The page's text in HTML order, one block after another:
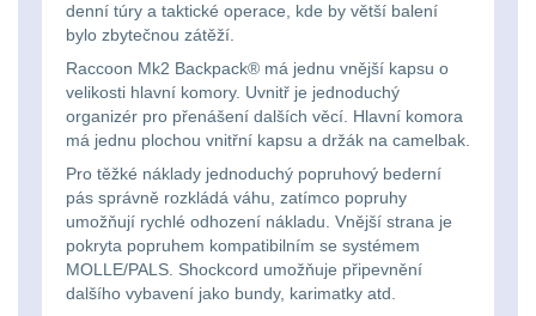
Lucerny
kempingové
lampy
Potápačské
svetlá
10 - 20 L26
20 - 30 L103
Nad 30 L74
Batohy přes rameno
15
Cestovní batohy a
denní túry a taktické operace, kde by větší balení
bylo zbytečnou zátěží.
Raccoon Mk2 Backpack® má jednu vnější kapsu o
velikosti hlavní komory. Uvnitř je jednoduchý
organizér pro přenášení dalších věcí. Hlavní komora
má jednu plochou vnitřní kapsu a držák na camelbak.
Pro těžké náklady jednoduchý popruhový bederní
pás správně rozkládá váhu, zatímco popruhy
umožňují rychlé odhození nákladu. Vnější strana je
pokryta popruhem kompatibilním se systémem
MOLLE/PALS. Shockcord umožňuje připevnění
dalšího vybavení jako bundy, karimatky atd.